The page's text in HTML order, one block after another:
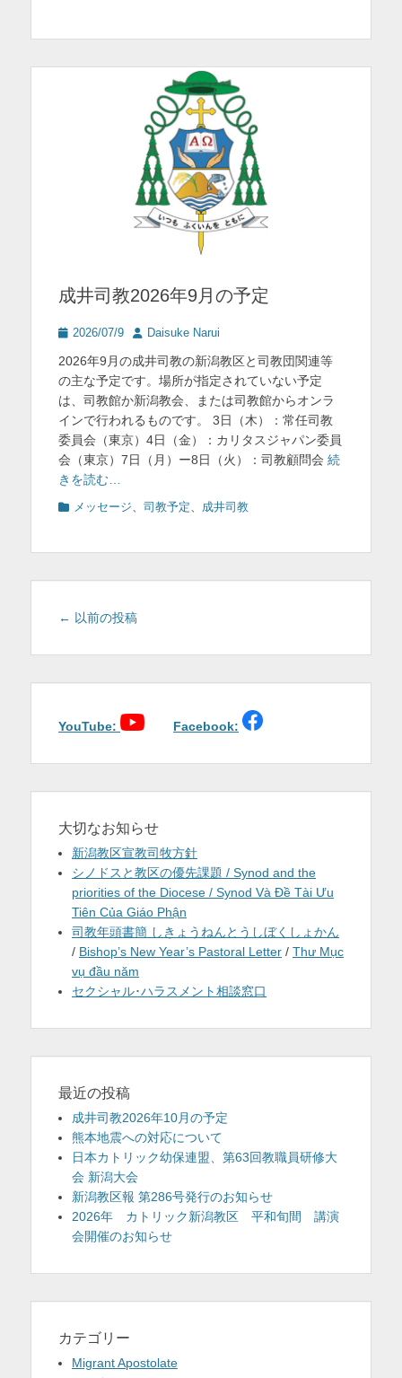
成井司教2026年9月の予定
投
日
2026/07/9
投
者
Daisuke Narui
2026年9月の成井司教の新潟教区と司教団関連等
の主な予定です。場所が指定されていない予定
は、司教館か新潟教会、または司教館からオンラ
インで行われるものです。 3日（木）：常任司教
委員会（東京）4日（金）：カリタスジャパン委員
会（東京）7日（月）ー8日（火）：司教顧問会 続
きを読む…
カ メッセージ、 司教予定、 成井司教
投
ナ
シ
ン
← 以前の投稿
YouTube: Facebook:
大切なお知らせ
新潟教区宣教司牧方針
シノドスと教区の優先課題 / Synod and the
priorities of the Diocese / Synod Và Đề Tài Ưu
Tiên Của Giáo Phận
司教年頭書簡 しきょうねんとうしぼくしょかん
/ Bishop’s New Year’s Pastoral Letter / Thư Mục
vụ đầu năm
セクシャル･ハラスメント相談窓口
最近の投稿
成井司教2026年10月の予定
熊本地震への対応について
日本カトリック幼保連盟、第63回教職員研修大
会 新潟大会
新潟教区報 第286号発行のお知らせ
2026年 カトリック新潟教区 平和旬間 講演
会開催のお知らせ
カテゴリー
Migrant Apostolate